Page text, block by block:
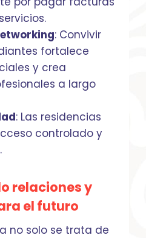
: Convivir
fortalece
y crea
a largo
: Las residencias
controlado y
relaciones y
el futuro
no solo se trata de